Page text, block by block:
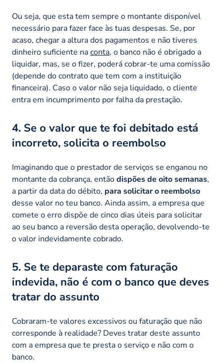
Ou seja, que esta tem sempre o montante disponível
necessário para fazer face às tuas despesas. Se, por
acaso, chegar a altura dos pagamentos e não tiveres
dinheiro suficiente naconta, o banco não é obrigado a
liquidar, mas, se o fizer, poderá cobrar-te uma comissão
(depende do contrato que tem com a instituição
financeira). Caso o valor não seja liquidado, o cliente
entra em incumprimento por falha da prestação.
4. Se o valor que te foi debitado está
incorreto, solicita o reembolso
Imaginando que o prestador de serviços se enganou no
montante da cobrança, entãodispões de oito semanas,
a partir da data do débito, para solicitar o reembolso
desse valor no teu banco. Ainda assim, a empresa que
comete o erro dispõe de cinco dias úteis para solicitar
ao seu banco a reversão desta operação, devolvendo-te
o valor indevidamente cobrado.
5. Se te deparaste com faturação
indevida, não é com o banco que deves
tratar do assunto
Cobraram-te valores excessivos ou faturação que não
corresponde à realidade? Deves tratar deste assunto
com a empresa que te presta o serviço e não com o
banco.